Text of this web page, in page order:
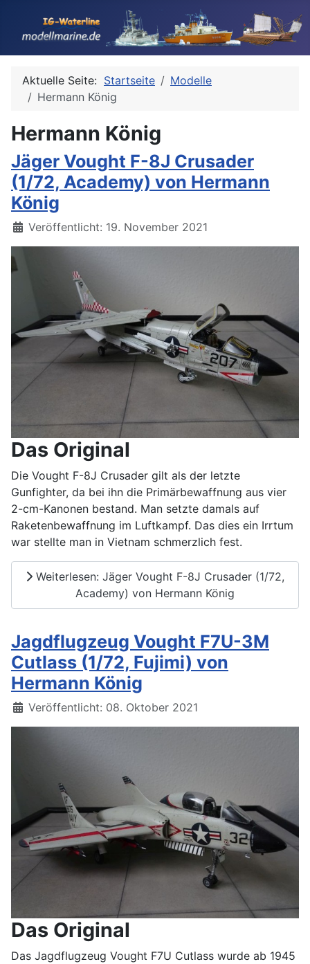
Aktuelle Seite: Startseite
Modelle
Hermann König
Hermann König
Jäger Vought F-8J Crusader
(1/72, Academy) von Hermann
König
Details
Veröffentlicht: 19. November 2021
Das Original
Die Vought F-8J Crusader gilt als der letzte
Gunfighter, da bei ihn die Primärbewaffnung aus vier
2-cm-Kanonen bestand. Man setzte damals auf
Raketenbewaffnung im Luftkampf. Das dies ein Irrtum
war stellte man in Vietnam schmerzlich fest.
Weiterlesen: Jäger Vought F-8J Crusader (1/72,
Academy) von Hermann König
Jagdflugzeug Vought F7U-3M
Cutlass (1/72, Fujimi) von
Hermann König
Details
Veröffentlicht: 08. Oktober 2021
Das Original
Das Jagdflugzeug Vought F7U Cutlass wurde ab 1945